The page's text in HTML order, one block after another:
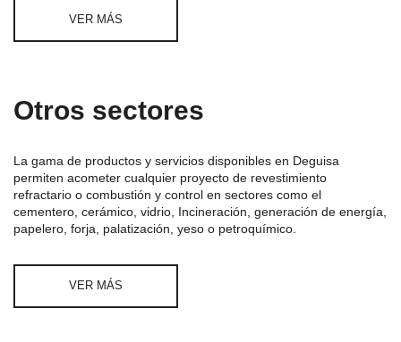
VER MÁS
Otros sectores
La gama de productos y servicios disponibles en Deguisa
permiten acometer cualquier proyecto de revestimiento
refractario o combustión y control en sectores como el
cementero, cerámico, vidrio, Incineración, generación de energía,
papelero, forja, palatización, yeso o petroquímico.
VER MÁS